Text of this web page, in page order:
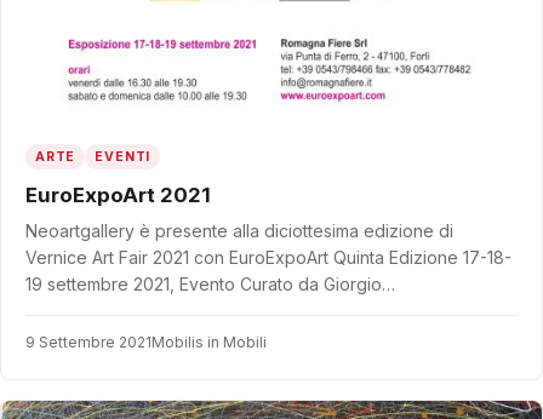
ARTE EVENTI
EuroExpoArt 2021
Neoartgallery è presente alla diciottesima edizione di
Vernice Art Fair 2021 con EuroExpoArt Quinta Edizione 17-18-
19 settembre 2021, Evento Curato da Giorgio…
9 Settembre 2021Mobilis in Mobili